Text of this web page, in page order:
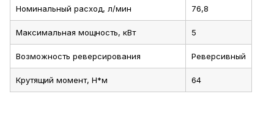
Номинальный расход, л/мин 76,8
Максимальная мощность, кВт 5
Возможность реверсирования Реверсивный
Крутящий момент, Н*м 64